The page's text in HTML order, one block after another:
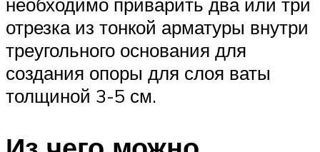
отрезка из тонкой арматуры внутри
треугольного основания для
создания опоры для слоя ваты
толщиной 3-5 см.